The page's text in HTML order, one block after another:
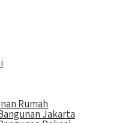
Rumah
Jakarta